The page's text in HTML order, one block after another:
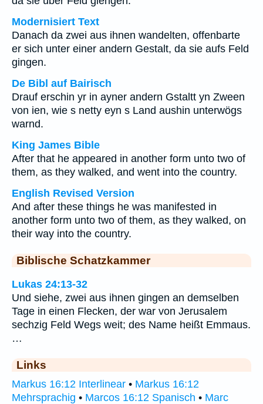
Modernisiert Text
Danach da zwei aus ihnen wandelten, offenbarte
er sich unter einer andern Gestalt, da sie aufs Feld
gingen.
De Bibl auf Bairisch
Drauf erschin yr in ayner andern Gstaltt yn Zween
von ien, wie s netty eyn s Land aushin unterwögs
warnd.
King James Bible
After that he appeared in another form unto two of
them, as they walked, and went into the country.
English Revised Version
And after these things he was manifested in
another form unto two of them, as they walked, on
their way into the country.
Biblische Schatzkammer
Lukas 24:13-32
Und siehe, zwei aus ihnen gingen an demselben
Tage in einen Flecken, der war von Jerusalem
sechzig Feld Wegs weit; des Name heißt Emmaus.
…
Links
Markus 16:12 Interlinear • Markus 16:12
Mehrsprachig • Marcos 16:12 Spanisch • Marc